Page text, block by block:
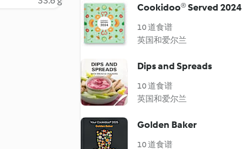
Cookidoo® Served 2024
10 道食谱
英国和爱尔兰
Dips and Spreads
10 道食谱
英国和爱尔兰
Golden Baker
10 道食谱